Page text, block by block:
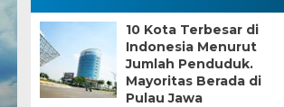
10 Kota Terbesar di
Indonesia Menurut
Jumlah Penduduk.
Mayoritas Berada di
Pulau Jawa